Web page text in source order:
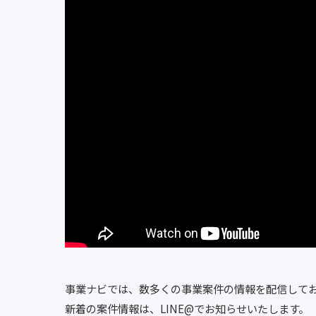
事業ナビでは、数多くの事業案件の情報を配信してお
新着の案件情報は、LINE@でお知らせいたします。